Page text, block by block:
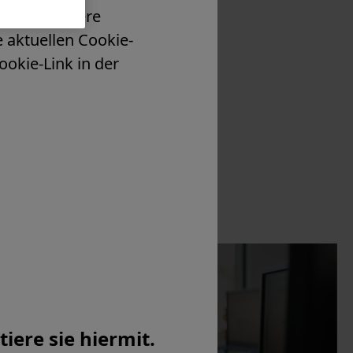
Contact
Weitere
aktuellen Cookie-
Link in der
sie hiermit.